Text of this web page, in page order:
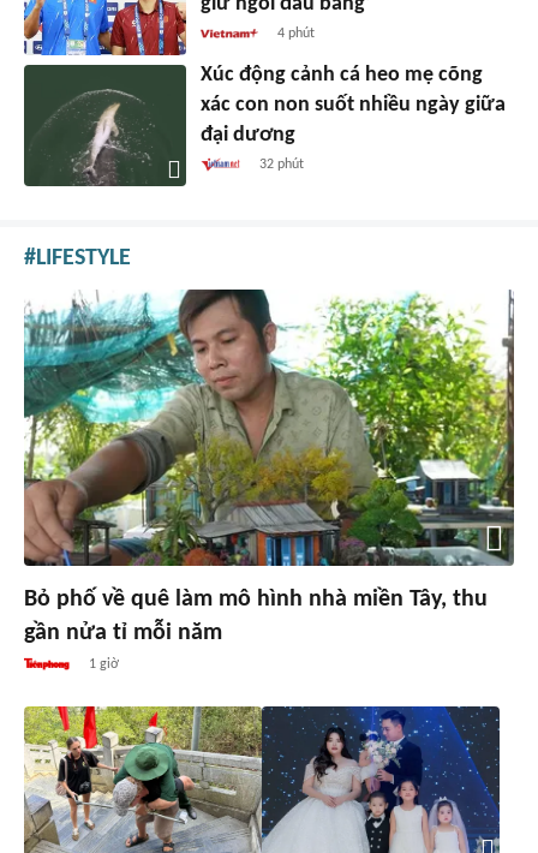
giữ ngôi đầu bảng'
4 phút
Xúc động cảnh cá heo mẹ cõng
xác con non suốt nhiều ngày giữa
đại dương
32 phút
LIFESTYLE
Bỏ phố về quê làm mô hình nhà miền Tây, thu
gần nửa tỉ mỗi năm
1 giờ